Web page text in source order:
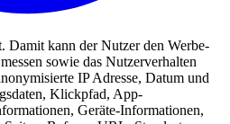
Damit kann der Nutzer den Werbe-
sowie das Nutzerverhalten
IP Adresse, Datum und
Klickpfad, App-
Geräte-Informationen,